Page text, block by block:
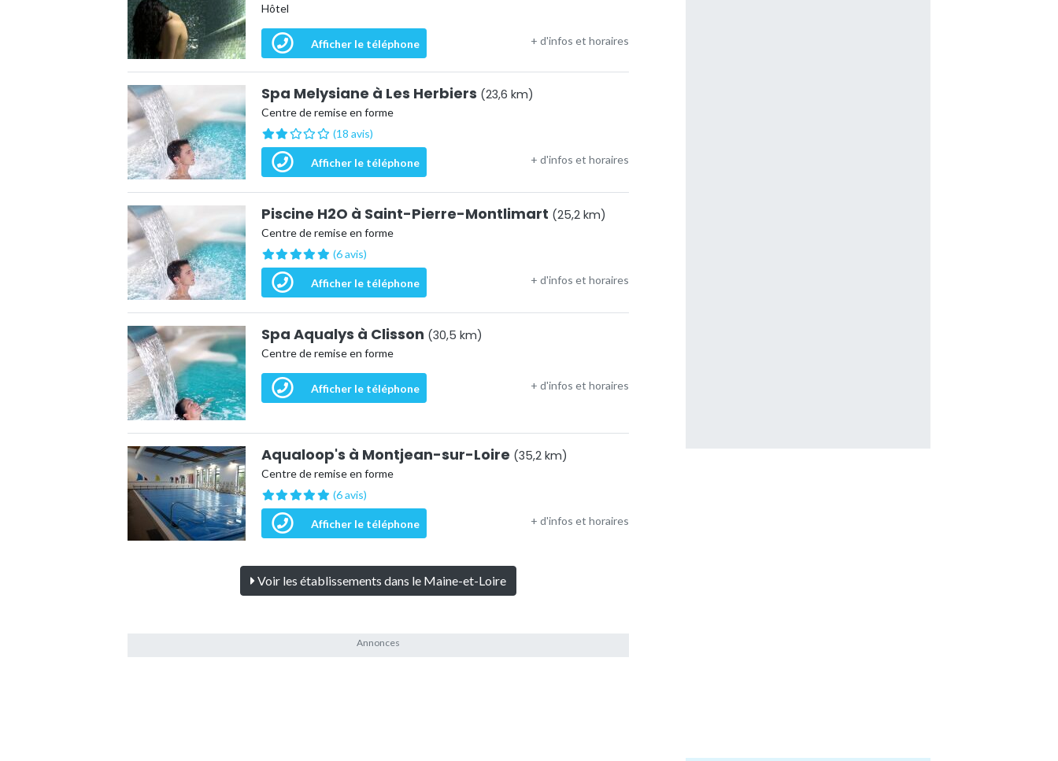
Hôtel
Afficher le téléphone + d'infos et horaires
Spa Melysiane à Les Herbiers (23,6 km)
Centre de remise en forme
(18 avis)
Afficher le téléphone + d'infos et horaires
Piscine H2O à Saint-Pierre-Montlimart (25,2 km)
Centre de remise en forme
(6 avis)
Afficher le téléphone + d'infos et horaires
Spa Aqualys à Clisson (30,5 km)
Centre de remise en forme
Afficher le téléphone + d'infos et horaires
Aqualoop's à Montjean-sur-Loire (35,2 km)
Centre de remise en forme
(6 avis)
Afficher le téléphone + d'infos et horaires
Voir les établissements dans le Maine-et-Loire